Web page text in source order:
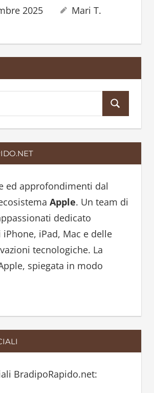
2025
Mari T.
e
a
ed approfondimenti dal
Apple. Un team di
dedicato
iPhone, iPad, Mac e delle
tecnologiche. La
spiegata in modo
BradipoRapido.net: